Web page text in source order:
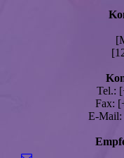
Tel.:
Fax:
E-Mail: